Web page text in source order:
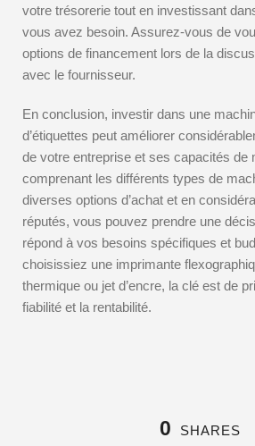
votre trésorerie tout en investissant
vous avez besoin. Assurez-vous de
options de financement lors de la
avec le fournisseur.
En conclusion, investir dans une
d’étiquettes peut améliorer
de votre entreprise et ses capacités de
comprenant les différents types de
diverses options d’achat et en
réputés, vous pouvez prendre une
répond à vos besoins spécifiques et
choisissiez une imprimante
thermique ou jet d’encre, la clé est de
fiabilité et la rentabilité.
0 SHARES